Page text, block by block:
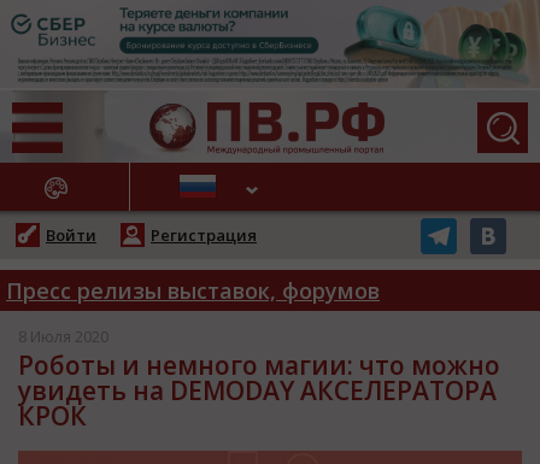
НОВОСТИ
Войти Регистрация
Пресс релизы выставок, форумов
8 Июля 2020
Роботы и немного магии: что можно
увидеть на DEMODAY АКСЕЛЕРАТОРА
КРОК